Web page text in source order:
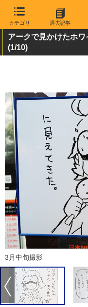
カテゴリ 過去記事
アークで見かけたホ
(1/10)
3月中旬撮影